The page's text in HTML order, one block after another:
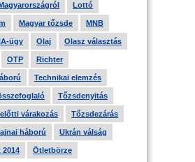
Lottó
Magyar tőzsde MNB
ügy Olaj Olasz választás
OTP Richter
Technikai elemzés
Tőzsdenyitás
várakozás Tőzsdezárás
háború Ukrán válság
2014 Ötletbörze